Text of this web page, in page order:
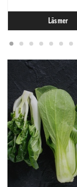
Läs mer